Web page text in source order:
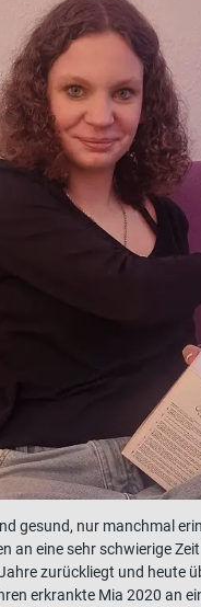
gesund, nur manchmal
an eine sehr schwierige
zurückliegt und heute
erkrankte Mia 2020 an